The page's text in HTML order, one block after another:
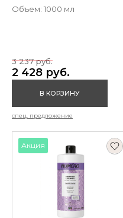
Объем: 1000 мл
2 428 руб.
3 237 руб.
В КОРЗИНУ
спец. предложение
Акция